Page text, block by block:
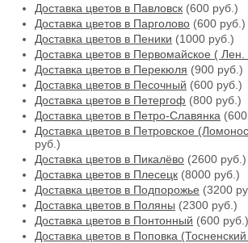
Доставка цветов в Павловск (600 руб.)
Доставка цветов в Парголово (600 руб.)
Доставка цветов в Пеники (1000 руб.)
Доставка цветов в Первомайское ( Лен.
Доставка цветов в Перекюля (900 руб.)
Доставка цветов в Песочный (600 руб.)
Доставка цветов в Петергоф (800 руб.)
Доставка цветов в Петро-Славянка
Доставка цветов в Петровское
руб.)
Доставка цветов в Пикалёво (2600 руб.)
Доставка цветов в Плесецк (8000 руб.)
Доставка цветов в Подпорожье (3200
Доставка цветов в Поляны (2300 руб.)
Доставка цветов в Понтонный (600 руб.)
Доставка цветов в Поповка